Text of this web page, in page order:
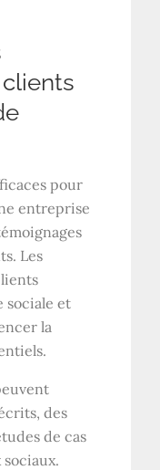
pour
entreprise
Les
sociale et
la
des
de cas